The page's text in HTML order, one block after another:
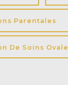
Parentales
De Soins Ovale